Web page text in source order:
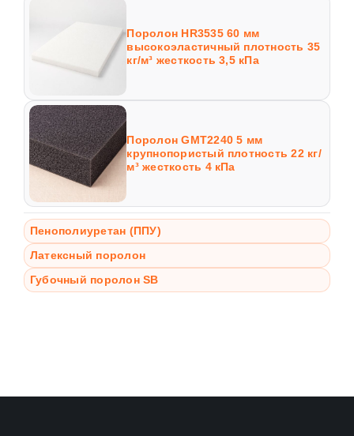
Поролон HR3535 60 мм
высокоэластичный плотность 35
кг/м³ жесткость 3,5 кПа
Поролон GMT2240 5 мм
крупнопористый плотность 22 кг/
м³ жесткость 4 кПа
Пенополиуретан (ППУ)
Латексный поролон
Губочный поролон SB